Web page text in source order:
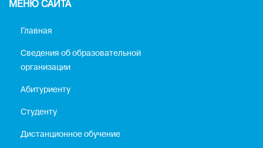
МЕНЮ САЙТА
Главная
Сведения об образовательной
организации
Абитуриенту
Студенту
Дистанционное обучение